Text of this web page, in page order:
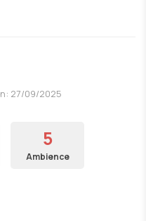
27/09/2025
5
Ambience